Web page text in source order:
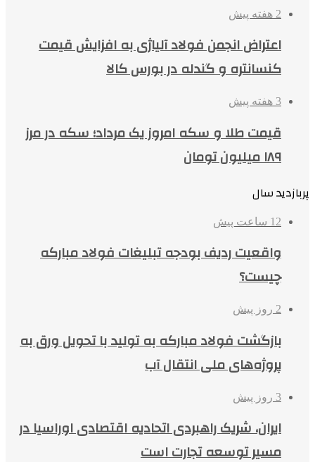
2 هفته پیش
اعتراض انجمن فولاد آلیاژی به افزایش قیمت
کنسانتره و گندله در بورس کالا
3 هفته پیش
قیمت طلا و سکه امروز یک مرداد؛ سکه در مرز
۱۸۹ میلیون تومان
پربازدید سال
12 ساعت پیش
واقعیت ردیف بودجه تبلیغات فولاد مبارکه
چیست؟
2 روز پیش
بازگشت فولاد مبارکه به تولید با تحویل ورق به
پروژه‌های ملی انتقال آب
3 روز پیش
ایران، شریک راهبردی اتحادیه اقتصادی اوراسیا در
مسیر توسعه تجارت است